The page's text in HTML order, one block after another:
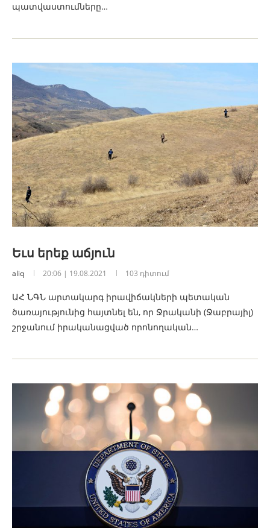
պատվաստումները…
Եւս երեք աճյուն
aliq 20:06 | 19.08.2021 103 դիտում
ԱՀ ՆԳՆ արտակարգ իրավիճակների պետական
ծառայությունից հայտնել են, որ Ջրականի (Ջաբրայիլ)
շրջանում իրականացված որոնողական…